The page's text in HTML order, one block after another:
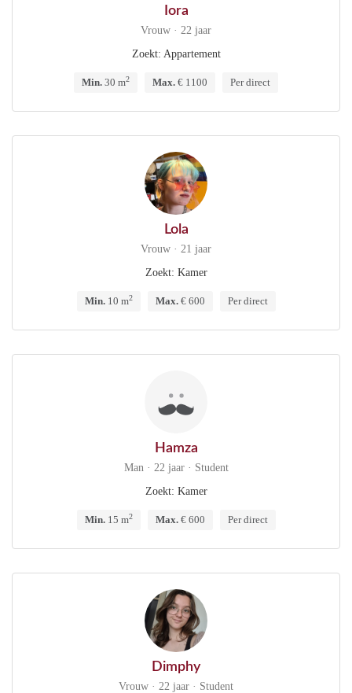
Iora
Vrouw · 22 jaar
Zoekt: Appartement
Min. 30 m2 Max. € 1100 Per direct
Lola
Vrouw · 21 jaar
Zoekt: Kamer
Min.10 m2 Max.€ 600 Per direct
Hamza
Man · 22 jaar · Student
Zoekt: Kamer
Min.15 m2 Max.€ 600 Per direct
Dimphy
Vrouw · 22 jaar · Student